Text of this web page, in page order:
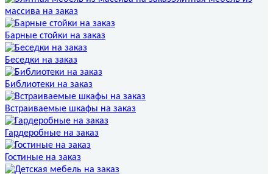
массива на заказ
Барные стойки на заказ
Беседки на заказ
Библиотеки на заказ
Встраиваемые шкафы на заказ
Гардеробные на заказ
Гостиные на заказ